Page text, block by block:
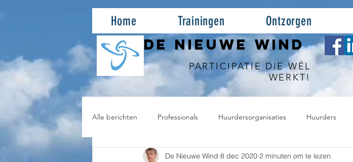
Home Trainingen Ontzorgen
DE NIEUWE WIND
PARTICIPATIE DIE WÉL
WERKT!
Alle berichten Professionals Huurdersorganisaties Huurders
De Nieuwe Wind 8 dec 2020 2 minuten om te lezen